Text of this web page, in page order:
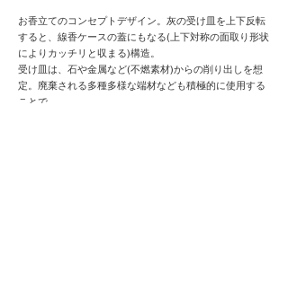
お香立てのコンセプトデザイン。灰の受け皿を上下反転
すると、線香ケースの蓋にもなる(上下対称の面取り形状
によりカッチリと収まる)構造。
受け皿は、石や金属など(不燃素材)からの削り出しを想
定。廃棄される多種多様な端材なども積極的に使用する
ことで、